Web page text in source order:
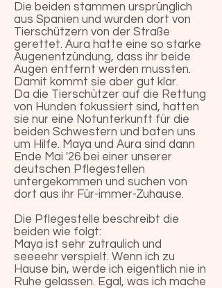
Die beiden stammen ursprünglich
aus Spanien und wurden dort von
Tierschützern von der Straße
gerettet. Aura hatte eine so starke
Augenentzündung, dass ihr beide
Augen entfernt werden mussten.
Damit kommt sie aber gut klar.
Da die Tierschützer auf die Rettung
von Hunden fokussiert sind, hatten
sie nur eine Notunterkunft für die
beiden Schwestern und baten uns
um Hilfe. Maya und Aura sind dann
Ende Mai '26 bei einer unserer
deutschen Pflegestellen
untergekommen und suchen von
dort aus ihr Für-immer-Zuhause.
Die Pflegestelle beschreibt die
beiden wie folgt:
Maya ist sehr zutraulich und
seeeehr verspielt. Wenn ich zu
Hause bin, werde ich eigentlich nie in
Ruhe gelassen. Egal, was ich mache